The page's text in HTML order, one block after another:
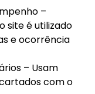
–
site é utilizado
e ocorrência
– Usam
com o